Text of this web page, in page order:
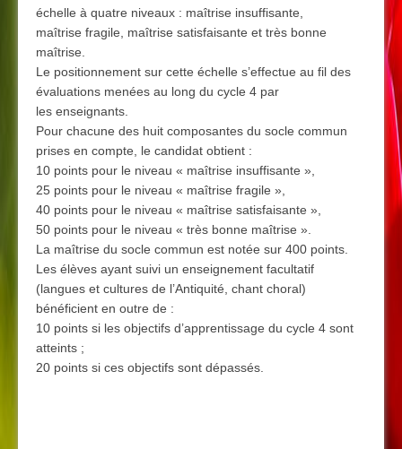
échelle à quatre niveaux : maîtrise insuffisante,
maîtrise fragile, maîtrise satisfaisante et très bonne
maîtrise.
Le positionnement sur cette échelle s’effectue au fil des
évaluations menées au long du cycle 4 par
les enseignants.
Pour chacune des huit composantes du socle commun
prises en compte, le candidat obtient :
10 points pour le niveau « maîtrise insuffisante »,
25 points pour le niveau « maîtrise fragile »,
40 points pour le niveau « maîtrise satisfaisante »,
50 points pour le niveau « très bonne maîtrise ».
La maîtrise du socle commun est notée sur 400 points.
Les élèves ayant suivi un enseignement facultatif
(langues et cultures de l’Antiquité, chant choral)
bénéficient en outre de :
10 points si les objectifs d’apprentissage du cycle 4 sont
atteints ;
20 points si ces objectifs sont dépassés.